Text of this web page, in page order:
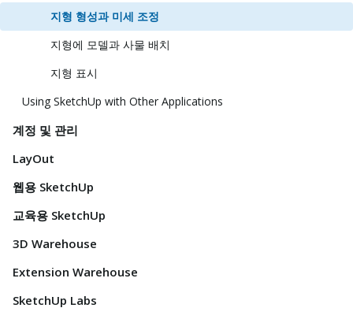
지형 형성과 미세 조정
지형에 모델과 사물 배치
지형 표시
Using SketchUp with Other Applications
계정 및 관리
LayOut
웹용 SketchUp
교육용 SketchUp
3D Warehouse
Extension Warehouse
SketchUp Labs